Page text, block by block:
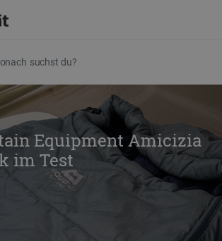
Equipment Amicizia
im Test